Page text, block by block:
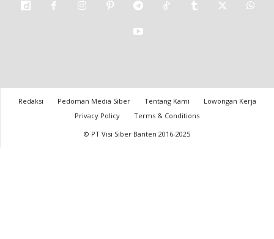
Redaksi Pedoman Media Siber Tentang Kami
Lowongan Kerja
Privacy Policy
Terms & Conditions
© PT Visi Siber Banten 2016-2025